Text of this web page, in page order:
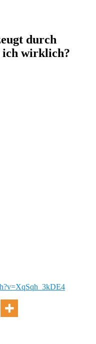
durch
ich wirklich?